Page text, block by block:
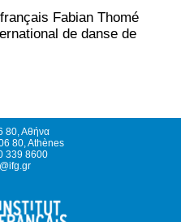
Fabian Thomé
de danse de
80, Αθήνα
80, Athènes
339 8600